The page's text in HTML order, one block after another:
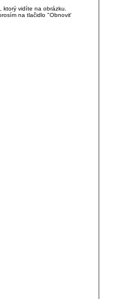
vidíte na obrázku.
na tlačidlo "Obnoviť